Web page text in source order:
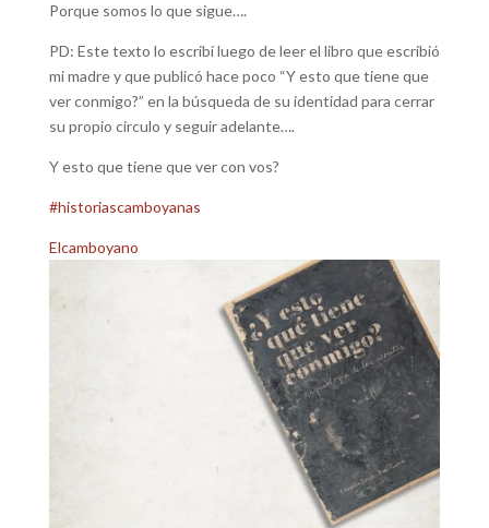
Porque somos lo que sigue….
PD: Este texto lo escribí luego de leer el libro que escribió
mi madre y que publicó hace poco “Y esto que tiene que
ver conmigo?” en la búsqueda de su identidad para cerrar
su propio circulo y seguir adelante….
Y esto que tiene que ver con vos?
#historiascamboyanas
Elcamboyano